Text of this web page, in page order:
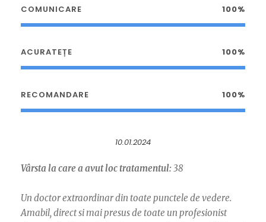
COMUNICARE 100%
ACURATEȚE 100%
RECOMANDARE 100%
10.01.2024
Vârsta la care a avut loc tratamentul: 38
Un doctor extraordinar din toate punctele de vedere.
Amabil, direct si mai presus de toate un profesionist